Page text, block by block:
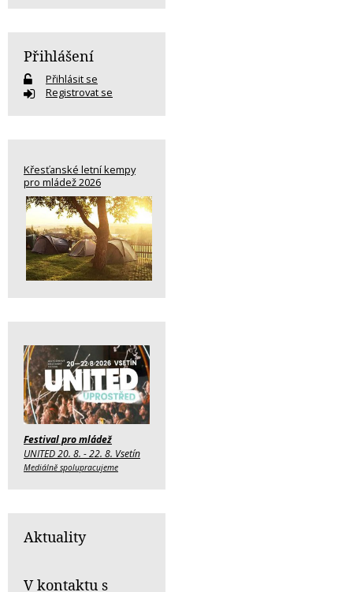
Přihlášení
Přihlásit se
Registrovat se
Křesťanské letní kempy
pro mládež 2026
Festival pro mládež
UNITED 20. 8. - 22. 8. Vsetín
Mediálně spolupracujeme
Aktuality
V kontaktu s